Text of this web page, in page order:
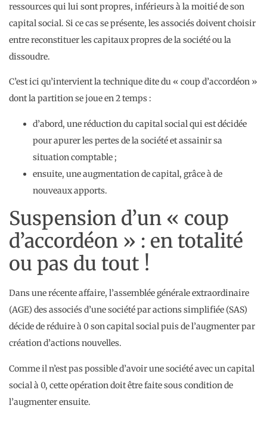
ressources qui lui sont propres, inférieurs à la moitié de son
capital social. Si ce cas se présente, les associés doivent choisir
entre reconstituer les capitaux propres de la société ou la
dissoudre.
C’est ici qu’intervient la technique dite du « coup d’accordéon »
dont la partition se joue en 2 temps :
d’abord, une réduction du capital social qui est décidée
pour apurer les pertes de la société et assainir sa
situation comptable ;
ensuite, une augmentation de capital, grâce à de
nouveaux apports.
Suspension d’un « coup
d’accordéon » : en totalité
ou pas du tout !
Dans une récente affaire, l’assemblée générale extraordinaire
(AGE) des associés d’une société par actions simplifiée (SAS)
décide de réduire à 0 son capital social puis de l’augmenter par
création d’actions nouvelles.
Comme il n’est pas possible d’avoir une société avec un capital
social à 0, cette opération doit être faite sous condition de
l’augmenter ensuite.